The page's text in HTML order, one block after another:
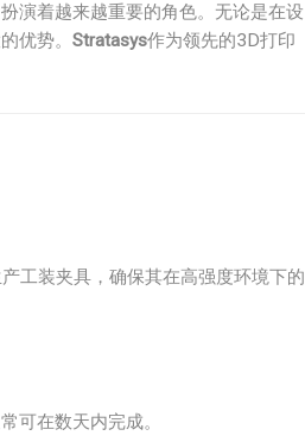
演着越来越重要的角色。无论是在设
优势。 Stratasys作为领先的3D打印
工装夹具，确保其在高强度环境下的
可在数天内完成。